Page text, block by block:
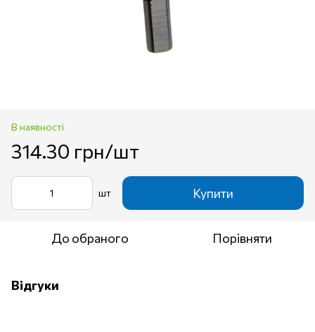
В наявності
314.30 грн/шт
шт Купити
До обраного Порівняти
Відгуки